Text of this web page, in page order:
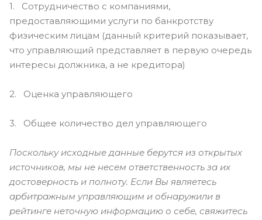
1. Сотрудничество с компаниями,
предоставляющими услуги по банкротству
физическим лицам (данный критерий показывает,
что управляющий представляет в первую очередь
интересы должника, а не кредитора)
2. Оценка управляющего
3. Общее количество дел управляющего
Поскольку исходные данные берутся из открытых
источников, мы не несем ответственность за их
достоверность и полноту. Если Вы являетесь
арбитражным управляющим и обнаружили в
рейтинге неточную информацию о себе, свяжитесь